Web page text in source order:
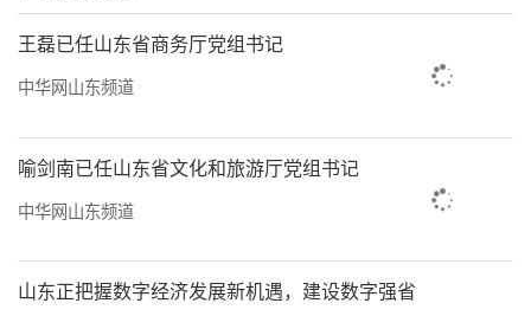
（来源：大众新闻·经济导报）
责任编辑：薛筱蕙
王磊已任山东省商务厅党组书记
中华网山东频道
喻剑南已任山东省文化和旅游厅党组书记
中华网山东频道
山东正把握数字经济发展新机遇，建设数字强省